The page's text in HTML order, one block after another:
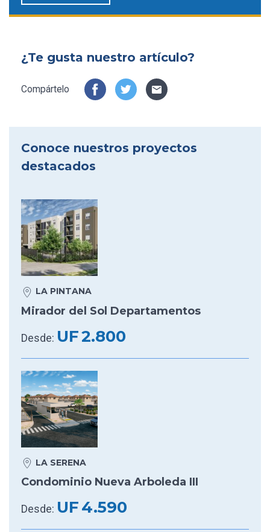
Conoce nuestros proyectos
destacados
LA PINTANA
Mirador del Sol Departamentos
Desde: UF2.800
LA SERENA
Condominio Nueva Arboleda III
Desde: UF4.590
¿Te gusta nuestro artículo?
Compártelo